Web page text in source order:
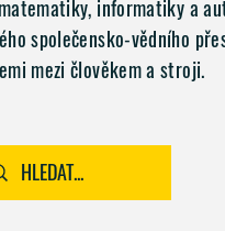
informatiky a
společensko-vědního
mezi člověkem a stroji.